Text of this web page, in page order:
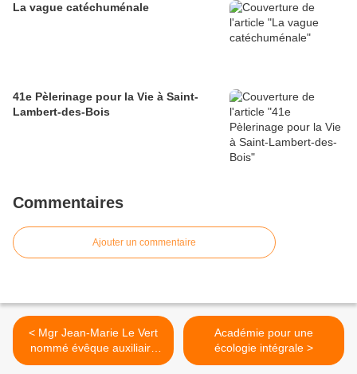
La vague catéchuménale
41e Pèlerinage pour la Vie à Saint-
Lambert-des-Bois
Commentaires
Ajouter un commentaire
< Mgr Jean-Marie Le Vert
nommé évêque auxiliaire
de Bordeaux
Académie pour une
écologie intégrale >